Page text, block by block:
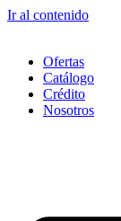
Ir al contenido
Ofertas
Catálogo
Crédito
Nosotros